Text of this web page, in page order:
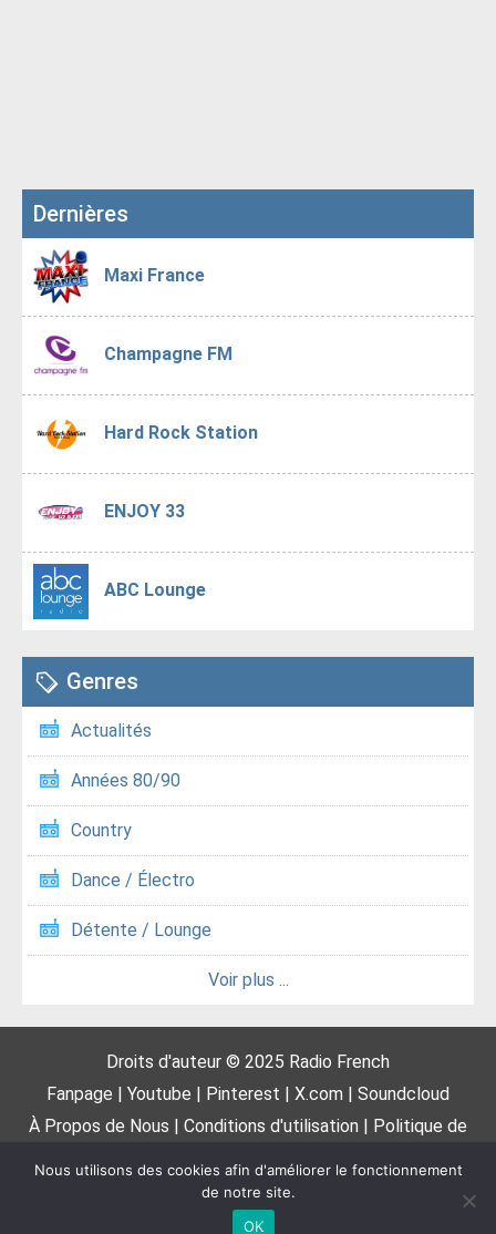
Dernières
Maxi France
Champagne FM
Hard Rock Station
ENJOY 33
ABC Lounge
Genres
Actualités
Années 80/90
Country
Dance / Électro
Détente / Lounge
Voir plus ...
Droits d'auteur © 2025 Radio French
Fanpage
Youtube Pinterest X.com
Soundcloud
À Propos de Nous
Conditions d'utilisation
Politique de
nous
Nous utilisons des cookies afin d'améliorer le fonctionnement
de notre site.
OK